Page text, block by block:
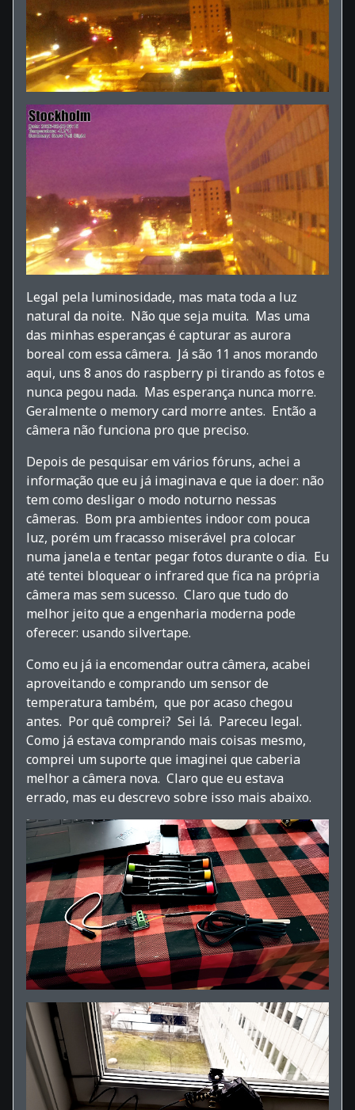
Legal pela luminosidade, mas mata toda a luz
natural da noite. Não que seja muita. Mas uma
das minhas esperanças é capturar as aurora
boreal com essa câmera. Já são 11 anos morando
aqui, uns 8 anos do raspberry pi tirando as fotos e
nunca pegou nada. Mas esperança nunca morre.
Geralmente o memory card morre antes. Então a
câmera não funciona pro que preciso.
Depois de pesquisar em vários fóruns, achei a
informação que eu já imaginava e que ia doer: não
tem como desligar o modo noturno nessas
câmeras. Bom pra ambientes indoor com pouca
luz, porém um fracasso miserável pra colocar
numa janela e tentar pegar fotos durante o dia. Eu
até tentei bloquear o infrared que fica na própria
câmera mas sem sucesso. Claro que tudo do
melhor jeito que a engenharia moderna pode
oferecer: usando silvertape.
Como eu já ia encomendar outra câmera, acabei
aproveitando e comprando um sensor de
temperatura também, que por acaso chegou
antes. Por quê comprei? Sei lá. Pareceu legal.
Como já estava comprando mais coisas mesmo,
comprei um suporte que imaginei que caberia
melhor a câmera nova. Claro que eu estava
errado, mas eu descrevo sobre isso mais abaixo.